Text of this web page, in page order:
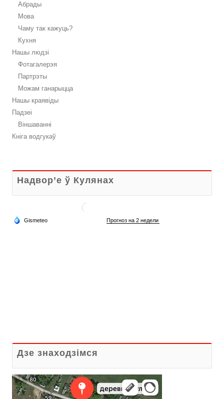
Абрады
Мова
Чаму так кажуць?
Кухня
Нашы людзі
Фотагалерэя
Партрэты
Можам ганарыцца
Нашы краявіды
Падзеі
Віншаванні
Кніга водгукаў
Надвор’е ў Кулянах
Дзе знаходзiмся